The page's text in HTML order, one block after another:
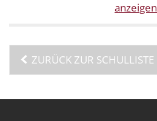
anzeigen
ZURÜCK ZUR SCHULLISTE